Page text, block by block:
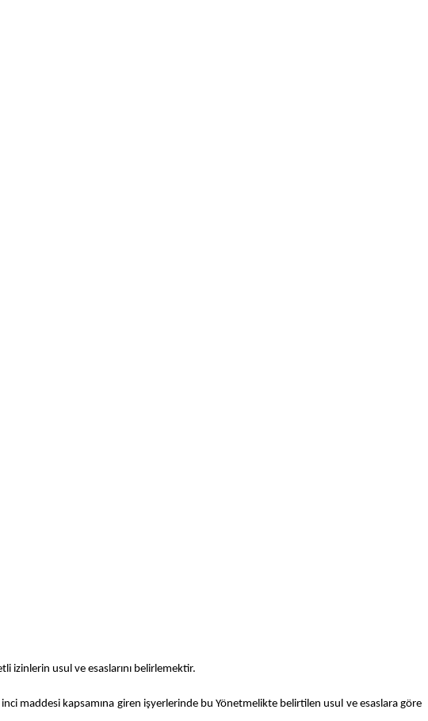
izinlerin usul ve esaslarını belirlemektir.
maddesi kapsamına giren işyerlerinde bu Yönetmelikte belirtilen usul ve esaslara göre